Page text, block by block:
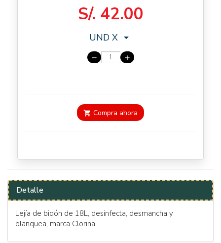
S/. 42.00
UNDX arrow_drop_down
remove add
shopping_cart Compra ahora
Detalle
Lejía de bidón de 18L, desinfecta, desmancha y
blanquea, marca Clorina.